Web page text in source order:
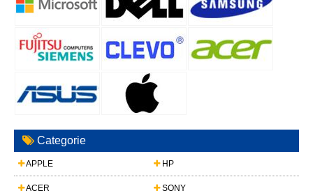
Categorie
APPLE HP
ACER SONY